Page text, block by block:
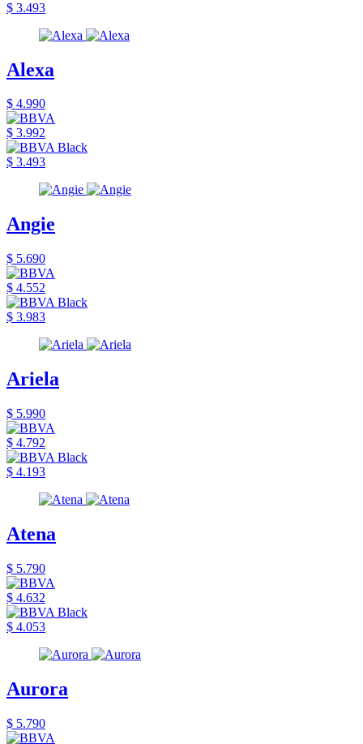
$ 3.493
Alexa
$ 4.990
$ 3.992
$ 3.493
Angie
$ 5.690
$ 4.552
$ 3.983
Ariela
$ 5.990
$ 4.792
$ 4.193
Atena
$ 5.790
$ 4.632
$ 4.053
Aurora
$ 5.790